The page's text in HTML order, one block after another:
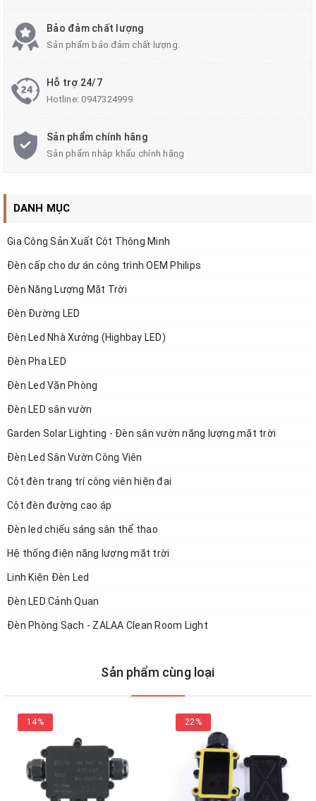
Tính năng:
Đầu vào 90 ~ 305VAC, chức năng PFC hoạt động tích
hợp
Đầu ra dòng điện không đổi với điện áp đầu ra cao
>60VDC
Vỏ kim loại, thiết kế IP67 / IP65 để lắp đặt trong nhà
hoặc ngoài trời
Tùy chọn chức năng:
đầu ra có thể điều chỉnh thông qua chiết áp; Làm mờ 3
trong 1 (tín hiệu hoặc điện trở 1 ~ 10Vdc hoặc 10V
PWM); bộ đếm thời gian mờ đi; Làm mờ hẹn giờ thông
loại) (chỉ HLG-240H-C / 320H-C)
Thích hợp cho chiếu sáng đường phố LED và đèn
Thông tin về Meanwell:
Được thành lập vào năm 1982, MEANWELL là tập đoàn
chuyên sản xuất và phân phối thiết bị chuyển đổi nguồn
điện AC / DC, DC / DC, DC / AC có chất lượng hàng
Bảo đảm chất lượng
Sản phẩm bảo đảm chất lượng.
Hỗ trợ 24/7
Hotline:0947324999
Sản phẩm chính hãng
Sản phẩm nhập khẩu chính hãng
DANH MỤC
Gia Công Sản Xuất Cột Thông Minh
Đèn cấp cho dự án công trình OEM Philips
Đèn Năng Lượng Mặt Trời
Đèn Đường LED
Đèn Led Nhà Xưởng (Highbay LED)
Đèn Pha LED
Đèn Led Văn Phòng
Đèn LED sân vườn
Garden Solar Lighting - Đèn sân vườn năng lượng mặt trời
Đèn Led Sân Vườn Công Viên
Cột đèn trang trí công viên hiện đại
Cột đèn đường cao áp
Đèn led chiếu sáng sân thể thao
Hệ thống điện năng lượng mặt trời
Linh Kiện Đèn Led
Đèn LED Cảnh Quan
Đèn Phòng Sạch - ZALAA Clean Room Light
Sản phẩm cùng loại
14% 22%